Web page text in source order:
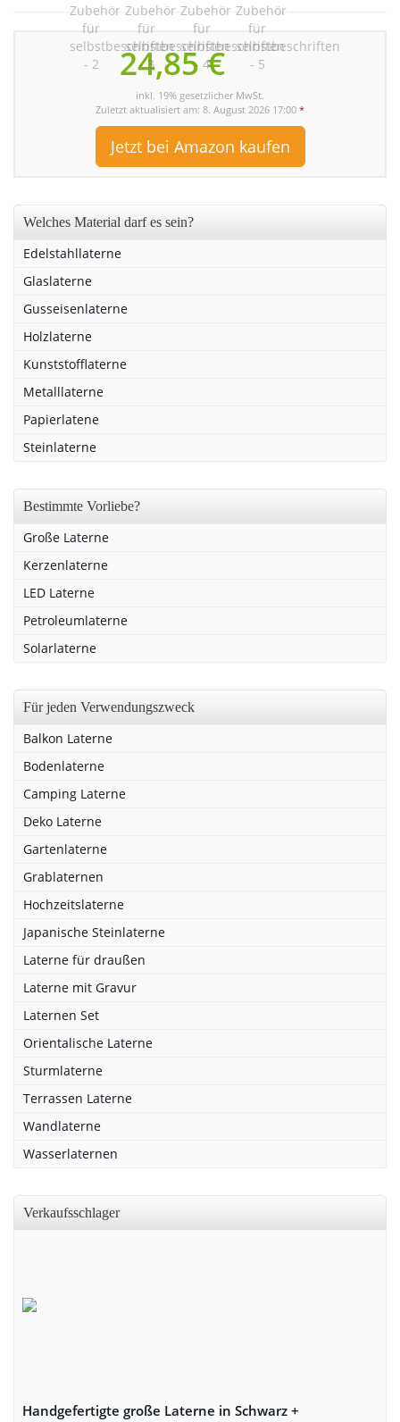
24,85 €
inkl. 19% gesetzlicher MwSt.
Zuletzt aktualisiert am: 8. August 2026 17:00 *
Jetzt bei Amazon kaufen
Welches Material darf es sein?
Edelstahllaterne
Glaslaterne
Gusseisenlaterne
Holzlaterne
Kunststofflaterne
Metalllaterne
Papierlatene
Steinlaterne
Bestimmte Vorliebe?
Große Laterne
Kerzenlaterne
LED Laterne
Petroleumlaterne
Solarlaterne
Für jeden Verwendungszweck
Balkon Laterne
Bodenlaterne
Camping Laterne
Deko Laterne
Gartenlaterne
Grablaternen
Hochzeitslaterne
Japanische Steinlaterne
Laterne für draußen
Laterne mit Gravur
Laternen Set
Orientalische Laterne
Sturmlaterne
Terrassen Laterne
Wandlaterne
Wasserlaternen
Verkaufsschlager
Handgefertigte große Laterne in Schwarz +